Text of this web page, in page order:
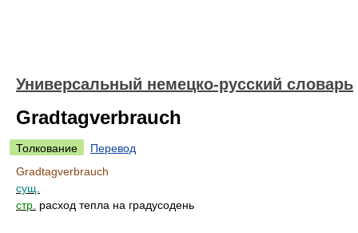
Универсальный немецко-русский словарь
Gradtagverbrauch
Толкование
Перевод
Gradtagverbrauch
сущ.
стр. расход тепла на градусодень